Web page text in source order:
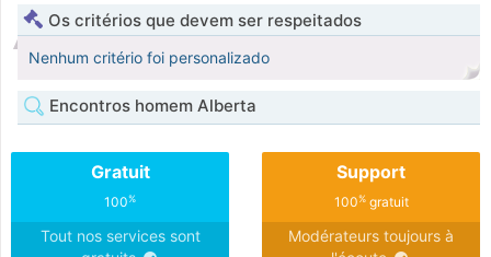
Os critérios que devem ser respeitados
Nenhum critério foi personalizado
Encontros homem Alberta
Gratuit
100%
Tout nos services sont
Support
100%gratuit
Modérateurs toujours à